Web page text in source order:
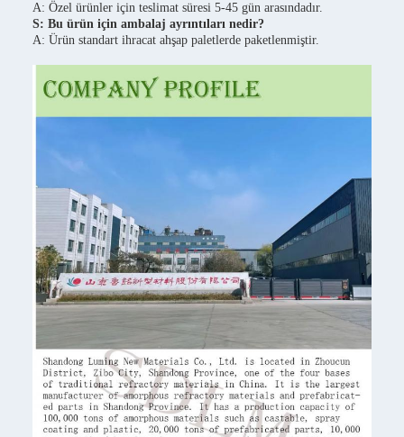
A: Özel ürünler için teslimat süresi 5-45 gün arasındadır.
S: Bu ürün için ambalaj ayrıntıları nedir?
A: Ürün standart ihracat ahşap paletlerde paketlenmiştir.